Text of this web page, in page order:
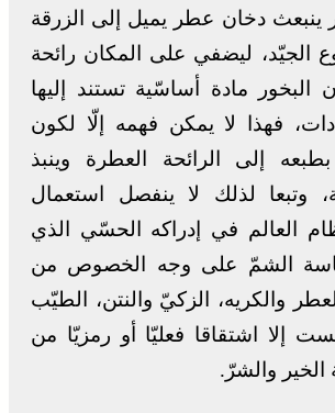
ينبعث دخان عطر يميل إلى الزرقة
الجيّد، ليضفي على المكان رائحة
البخور مادة أساسّية تستند إليها
فهذا لا يمكن فهمه إلّا لكون
بطبعه إلى الرائحة العطرة وينبذ
وتبعا لذلك لا ينفصل استعمال
العالم في إدراكه الحسّي الذي
الشمّ على وجه الخصوص من
والكريه، الزكيّ والنتن، الطيّب
إلا اشتقاقا فعليّا أو رمزيّا من
الخير والشرّ.